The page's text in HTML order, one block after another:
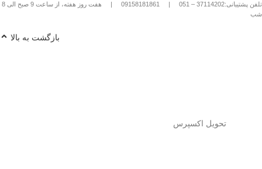
تلفن پشتیبانی:37114202 – 051 |
09158181861
|
هفت روز هفته، از ساعت 9 صبح الی 8
شب
بازگشت به بالا
تحویل اکسپرس